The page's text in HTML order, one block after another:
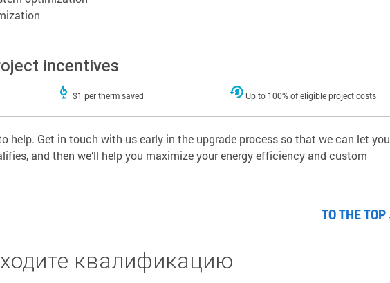
incentives
$1 per therm saved Up to 100% of eligible project costs
help. Get in touch with us early in the upgrade process so that we can let you
and then we’ll help you maximize your energy efficiency and custom
TO THE TOP
квалификацию